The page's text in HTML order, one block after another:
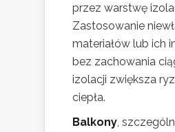
przez warstwę
Zastosowanie
materiałów lub ich
bez zachowania
izolacji zwiększa
ciepła.
Balkony ,